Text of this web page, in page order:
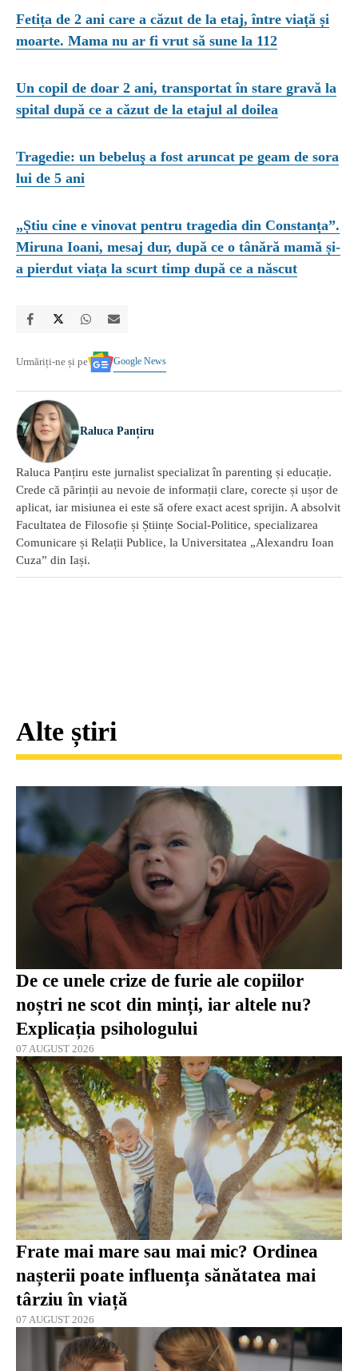
Fetița de 2 ani care a căzut de la etaj, între viață și
moarte. Mama nu ar fi vrut să sune la 112
Un copil de doar 2 ani, transportat în stare gravă la
spital după ce a căzut de la etajul al doilea
Tragedie: un bebeluş a fost aruncat pe geam de sora
lui de 5 ani
„Știu cine e vinovat pentru tragedia din Constanța”.
Miruna Ioani, mesaj dur, după ce o tânără mamă și-
a pierdut viața la scurt timp după ce a născut
Urmăriți-ne și pe Google News
Raluca Panțiru
Raluca Panțiru este jurnalist specializat în parenting și educație.
Crede că părinții au nevoie de informații clare, corecte și ușor de
aplicat, iar misiunea ei este să ofere exact acest sprijin. A absolvit
Facultatea de Filosofie și Științe Social-Politice, specializarea
Comunicare și Relații Publice, la Universitatea „Alexandru Ioan
Cuza” din Iași.
Alte știri
De ce unele crize de furie ale copiilor
noștri ne scot din minți, iar altele nu?
Explicația psihologului
07 AUGUST 2026
Frate mai mare sau mai mic? Ordinea
nașterii poate influența sănătatea mai
târziu în viață
07 AUGUST 2026